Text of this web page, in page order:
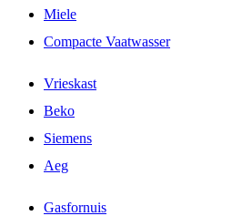
Miele
Compacte Vaatwasser
Vrieskast
Beko
Siemens
Aeg
Gasfornuis